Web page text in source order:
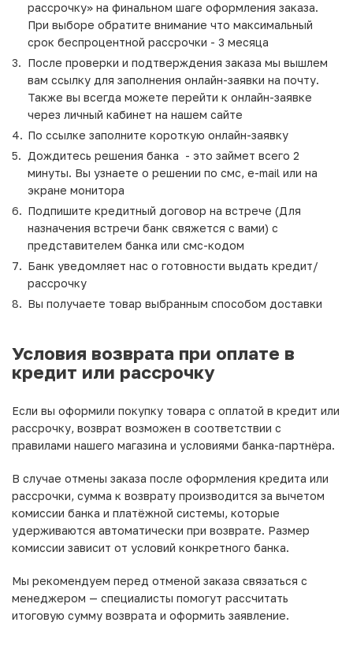
рассрочку» на финальном шаге оформления заказа.
При выборе обратите внимание что максимальный
срок беспроцентной рассрочки - 3 месяца
После проверки и подтверждения заказа мы вышлем
вам ссылку для заполнения онлайн-заявки на почту.
Также вы всегда можете перейти к онлайн-заявке
через личный кабинет на нашем сайте
По ссылке заполните короткую онлайн-заявку
Дождитесь решения банка - это займет всего 2
минуты. Вы узнаете о решении по смс, e-mail или на
экране монитора
Подпишите кредитный договор на встрече (Для
назначения встречи банк свяжется с вами) с
представителем банка или смс-кодом
Банк уведомляет нас о готовности выдать кредит/
рассрочку
Вы получаете товар выбранным способом доставки
Условия возврата при оплате в
кредит или рассрочку
Если вы оформили покупку товара с оплатой в кредит или
рассрочку, возврат возможен в соответствии с
правилами нашего магазина и условиями банка-партнёра.
В случае отмены заказа после оформления кредита или
рассрочки, сумма к возврату производится за вычетом
комиссии банка и платёжной системы, которые
удерживаются автоматически при возврате. Размер
комиссии зависит от условий конкретного банка.
Мы рекомендуем перед отменой заказа связаться с
менеджером — специалисты помогут рассчитать
итоговую сумму возврата и оформить заявление.